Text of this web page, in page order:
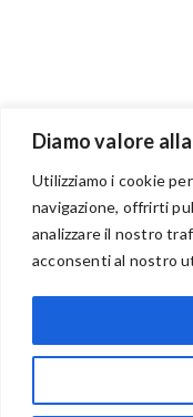
Diamo valore
Utilizziamo i cookie
navigazione, offrirti
analizzare il nostro
acconsenti al nostro
BENVENUTI NEL
via Acqua delle
83024 Monteforte